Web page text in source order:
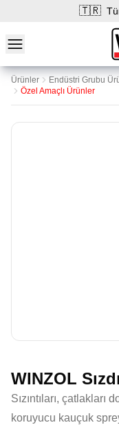
🇹🇷
Open main menu
Ürünler Endüstri Grubu
Özel Amaçlı Ürünler
WINZOL
Sızıntıları,
koruyucu kauçuk